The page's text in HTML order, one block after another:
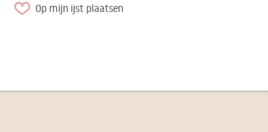
Op mijn ijst plaatsen